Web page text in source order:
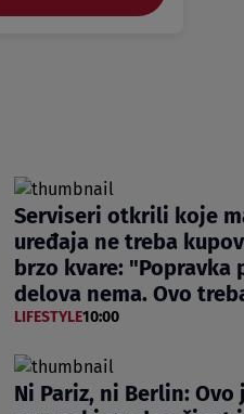
Serviseri otkrili koje
uređaja ne treba
brzo kvare: "Popravka
delova nema. Ovo
LIFESTYLE10:00
Ni Pariz, ni Berlin: